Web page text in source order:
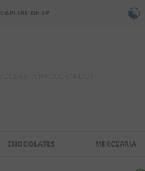
CAPITAL DE SP
CHOCOLATES MERCEARIA